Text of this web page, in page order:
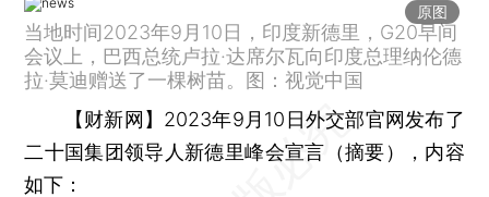
原图
当地时间2023年9月10日，印度新德里，G20早间
会议上，巴西总统卢拉·达席尔瓦向印度总理纳伦德
拉·莫迪赠送了一棵树苗。图：视觉中国
【财新网】 2023年9月10日外交部官网发布了
二十国集团领导人新德里峰会宣言（摘要），内容
如下：